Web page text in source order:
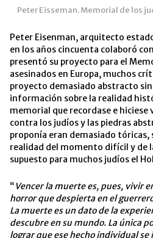
Peter Eisseman. Memorial de los
Peter Eisenman, arquitecto
en los años cincuenta colaboró
presentó su proyecto para el
asesinados en Europa, muchos
proyecto demasiado abstracto
información sobre la realidad
memorial que recordase e hiciese
contra los judíos y las piedras
proponía eran demasiado tóricas,
realidad del momento difícil y de
supuesto para muchos judíos el
“Vencer la muerte es, pues, vivir
horror que despierta en el
La muerte es un dato de la
descubre en su mundo. La única
lograr que ese hecho individual se